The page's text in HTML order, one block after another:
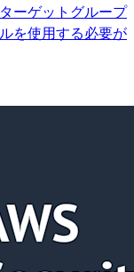
ーゲットグループ
を使用する必要が